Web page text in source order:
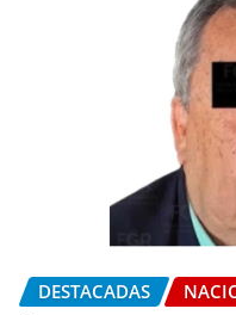
DESTACADAS